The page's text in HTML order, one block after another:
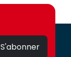
S'abonner